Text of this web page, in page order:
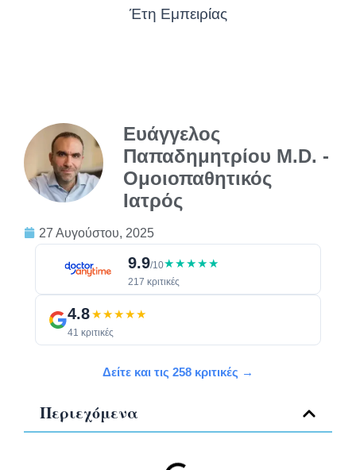
Έτη Εμπειρίας
Ευάγγελος
Παπαδημητρίου M.D. -
Ομοιοπαθητικός
Ιατρός
27 Αυγούστου, 2025
9.9/10★★★★★
217 κριτικές
4.8★★★★★
41 κριτικές
Δείτε και τις 258 κριτικές →
Περιεχόμενα